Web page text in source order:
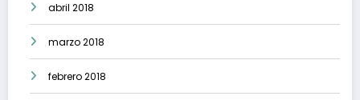
abril 2018
marzo 2018
febrero 2018